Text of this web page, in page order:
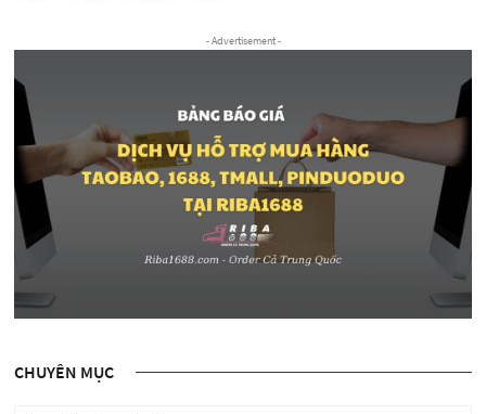
- Advertisement -
CHUYÊN MỤC